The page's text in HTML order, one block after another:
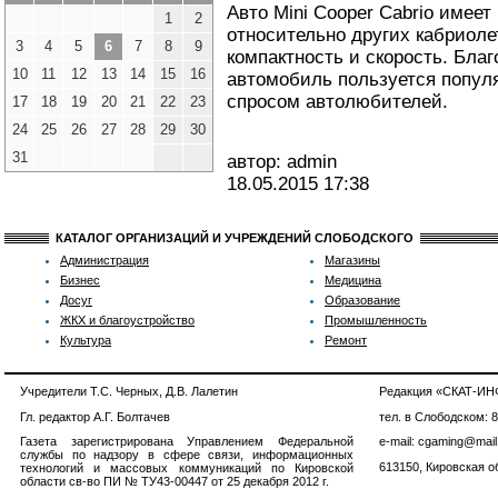
1
2
3
4 5 6 7 8
9
10
11 12 13 14 15
16
17
18 19 20 21 22
23
24
25 26 27 28 29
30
31
Авто Mini Cooper Cabrio
относительно других
компактность и скорость.
автомобиль пользуется
спросом автолюбителей.
автор: admin
18.05.2015 17:38
КАТАЛОГ ОРГАНИЗАЦИЙ И УЧРЕЖДЕНИЙ СЛОБОДСКОГО
Администрация
Бизнес
Досуг
ЖКХ и благоустройство
Культура
Магазины
Медицина
Образование
Промышленность
Ремонт
Учредители Т.С. Черных, Д.В. Лалетин
Гл. редактор А.Г. Болтачев
Газета зарегистрирована Управлением Федеральной
службы по надзору в сфере связи, информационных
технологий и массовых коммуникаций по Кировской
области св-во ПИ № ТУ43-00447 от 25 декабря 2012 г.
Редакция «СКАТ-
тел. в Слободском:
e-mail:
613150, Кировская